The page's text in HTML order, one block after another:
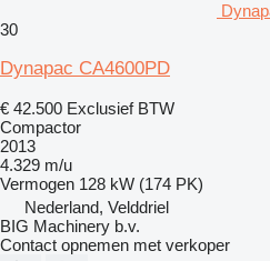
30
Dynapac CA4600PD
€ 42.500 Exclusief BTW
Compactor
2013
4.329 m/u
Vermogen 128 kW (174 PK)
Nederland, Velddriel
BIG Machinery b.v.
Contact opnemen met verkoper